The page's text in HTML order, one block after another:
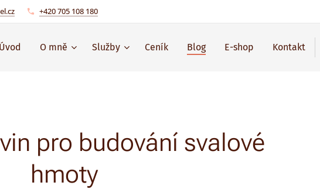
+420 705 108 180
Úvod O mně Služby Ceník Blog E-shop Kontakt
pro budování svalové
hmoty